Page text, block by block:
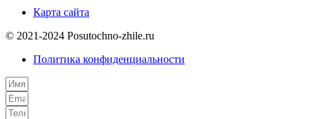
Карта сайта
© 2021-2024 Posutochno-zhile.ru
Политика конфиденциальности